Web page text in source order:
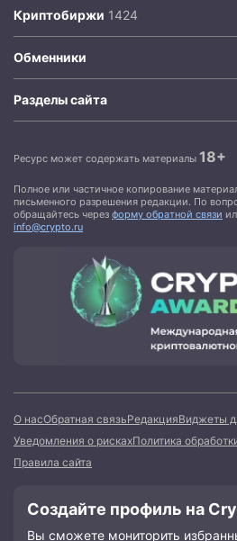
Криптобиржи
Обменники
Разделы сайта
Ресурс может содержать материалы 18+
Полное или частичное копирование
письменного разрешения редакции. По
обращайтесь через форму обратной связи
info@crypto.ru
О насОбратная связьРедакцияВиджеты
Уведомления о рискахПолитика
Правила сайта
Создайте профиль на
Вы сможете мониторить